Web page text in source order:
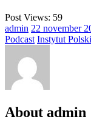
Post Views: 59
admin 22 november
Podcast Instytut
About admin